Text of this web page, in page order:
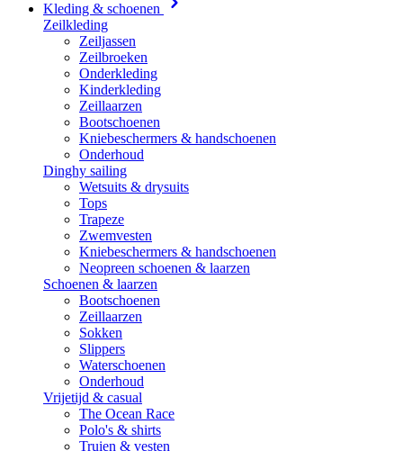
Kleding & schoenen
Zeilkleding
Zeiljassen
Zeilbroeken
Onderkleding
Kinderkleding
Zeillaarzen
Bootschoenen
Kniebeschermers & handschoenen
Onderhoud
Dinghy sailing
Wetsuits & drysuits
Tops
Trapeze
Zwemvesten
Kniebeschermers & handschoenen
Neopreen schoenen & laarzen
Schoenen & laarzen
Bootschoenen
Zeillaarzen
Sokken
Slippers
Waterschoenen
Onderhoud
Vrijetijd & casual
The Ocean Race
Polo's & shirts
Truien & vesten